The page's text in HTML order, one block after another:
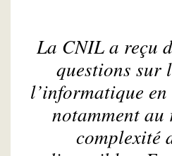
La CNIL a reçu
questions sur
l’informatique en
notamment au
complexité